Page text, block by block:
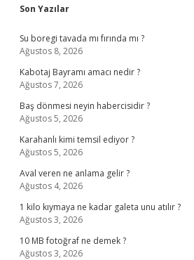
Sidebar
Son Yazılar
Su boregi tavada mı fırında mı ?
Ağustos 8, 2026
Kabotaj Bayramı amacı nedir ?
Ağustos 7, 2026
Baş dönmesi neyin habercisidir ?
Ağustos 5, 2026
Karahanlı kimi temsil ediyor ?
Ağustos 5, 2026
Aval veren ne anlama gelir ?
Ağustos 4, 2026
1 kilo kıymaya ne kadar galeta unu atılır ?
Ağustos 3, 2026
10 MB fotoğraf ne demek ?
Ağustos 3, 2026